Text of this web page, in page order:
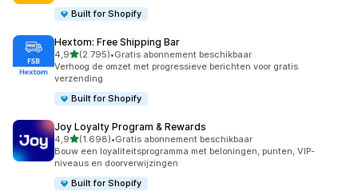
Built for Shopify
Hextom: Free Shipping Bar
4,9van 5 sterren
(2.795)
2795 recensies in totaal
•Gratis abonnement beschikbaar
Verhoog de omzet met progressieve berichten voor gratis
verzending
Built for Shopify
Joy Loyalty Program & Rewards
4,9van 5 sterren
(1.698)
1698 recensies in totaal
•Gratis abonnement beschikbaar
Bouw een loyaliteitsprogramma met beloningen, punten, VIP-
niveaus en doorverwijzingen
Built for Shopify